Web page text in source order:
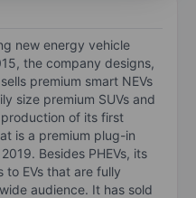
new energy vehicle
the company designs,
premium smart NEVs
size premium SUVs and
of its first
is a premium plug-in
Besides PHEVs, its
EVs that are fully
audience. It has sold